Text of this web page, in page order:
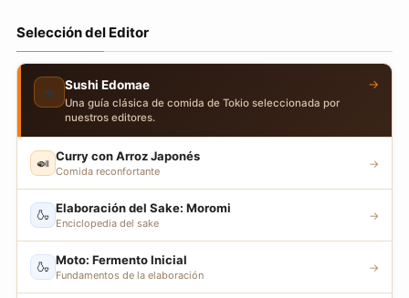
Selección del Editor
🍣 Sushi Edomae
Una guía clásica de comida de Tokio seleccionada por
nuestros editores.
→
🍛 Curry con Arroz Japonés
Comida reconfortante
→
🍶 Elaboración del Sake: Moromi
Enciclopedia del sake
→
🍶 Moto: Fermento Inicial
Fundamentos de la elaboración
→